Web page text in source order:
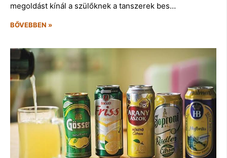
megoldást kínál a szülőknek a tanszerek bes…
BŐVEBBEN »